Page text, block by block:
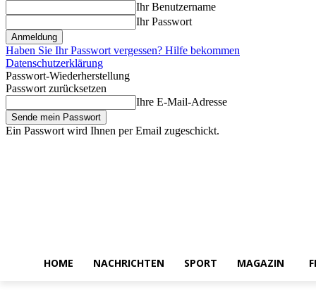
Ihr Benutzername
Ihr Passwort
Haben Sie Ihr Passwort vergessen? Hilfe bekommen
Datenschutzerklärung
Passwort-Wiederherstellung
Passwort zurücksetzen
Ihre E-Mail-Adresse
Ein Passwort wird Ihnen per Email zugeschickt.
HOME NACHRICHTEN SPORT MAGAZIN